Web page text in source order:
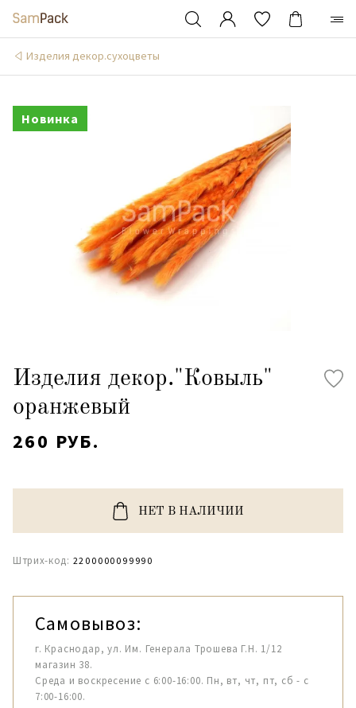
Изделия декор.сухоцветы
Новинка
Изделия декор."Ковыль"
оранжевый
260 РУБ.
НЕТ В НАЛИЧИИ
Штрих-код: 2200000099990
Самовывоз:
г. Краснодар, ул. Им. Генерала Трошева Г.Н. 1/12
магазин 38.
Среда и воскресение с 6:00-16:00. Пн, вт, чт, пт, сб - с
7:00-16:00.